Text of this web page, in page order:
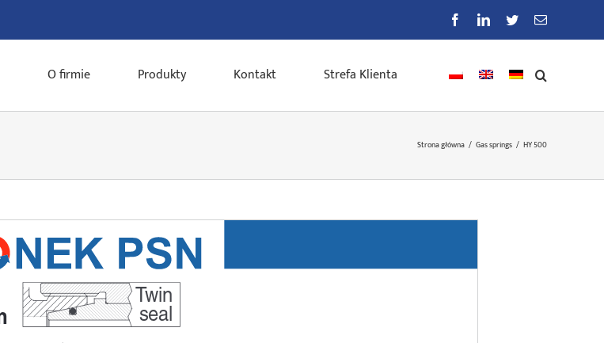
FacebookLinkedIn
TwitterE-
O firmie Produkty Kontakt Strefa Klienta
Strona główna / Gas springs / HY 500